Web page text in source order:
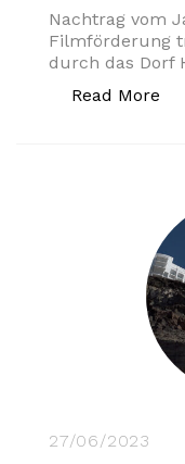
Nachtrag vom
Filmförderung
durch das Dorf
Read More
27/06/2023